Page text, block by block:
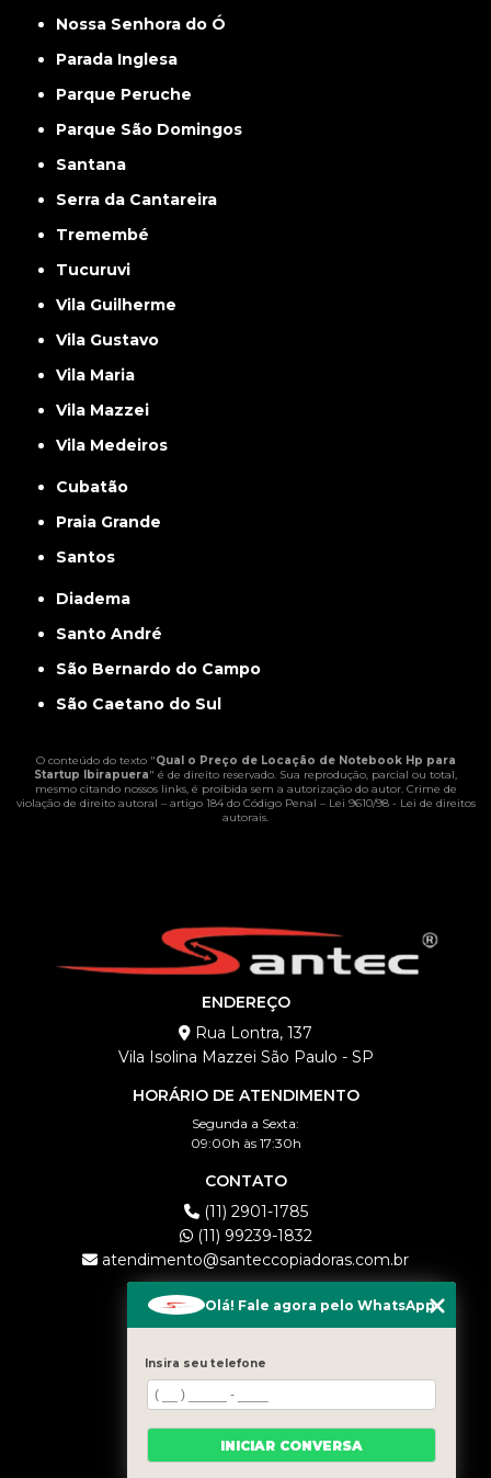
Nossa Senhora do Ó
Parada Inglesa
Parque Peruche
Parque São Domingos
Santana
Serra da Cantareira
Tremembé
Tucuruvi
Vila Guilherme
Vila Gustavo
Vila Maria
Vila Mazzei
Vila Medeiros
Cubatão
Praia Grande
Santos
Diadema
Santo André
São Bernardo do Campo
São Caetano do Sul
O conteúdo do texto "Qual o Preço de Locação de Notebook Hp para
Startup Ibirapuera" é de direito reservado. Sua reprodução, parcial ou total,
mesmo citando nossos links, é proibida sem a autorização do autor. Crime de
violação de direito autoral – artigo 184 do Código Penal – Lei 9610/98 - Lei de direitos
autorais.
ENDEREÇO
Rua Lontra, 137
Vila Isolina Mazzei São Paulo - SP
HORÁRIO DE ATENDIMENTO
Segunda a Sexta:
09:00h às 17:30h
CONTATO
(11) 2901-1785
(11) 99239-1832
atendimento@santeccopiadoras.com.br
MENU
HOME
EMPRESA
LOCAÇÃO
COMPRA
CONTATO
CATEGORIAS
Olá! Fale agora pelo WhatsApp
Insira seu telefone
INICIAR CONVERSA